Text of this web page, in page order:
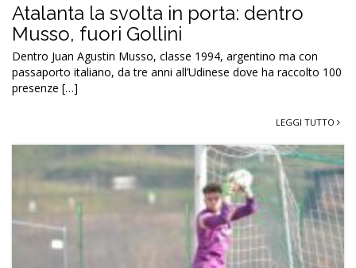
Atalanta la svolta in porta: dentro
Musso, fuori Gollini
Dentro Juan Agustin Musso, classe 1994, argentino ma con
passaporto italiano, da tre anni all’Udinese dove ha raccolto 100
presenze […]
LEGGI TUTTO